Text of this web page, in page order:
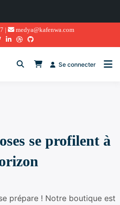
| medya@kafenwa.com
Se connecter
se profilent à
prépare ! Notre boutique est